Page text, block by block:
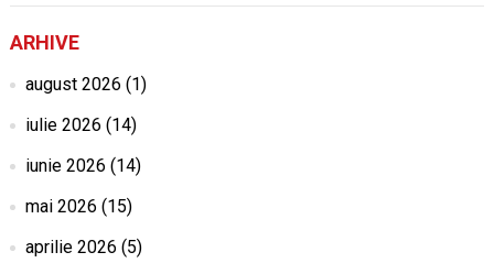
ARHIVE
august 2026 (1)
iulie 2026 (14)
iunie 2026 (14)
mai 2026 (15)
aprilie 2026 (5)